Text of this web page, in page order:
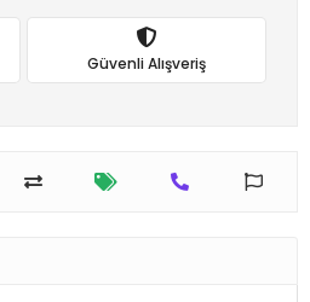
Güvenli Alışveriş